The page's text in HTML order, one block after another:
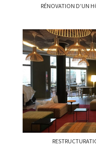
RÉNOVATION D’UN